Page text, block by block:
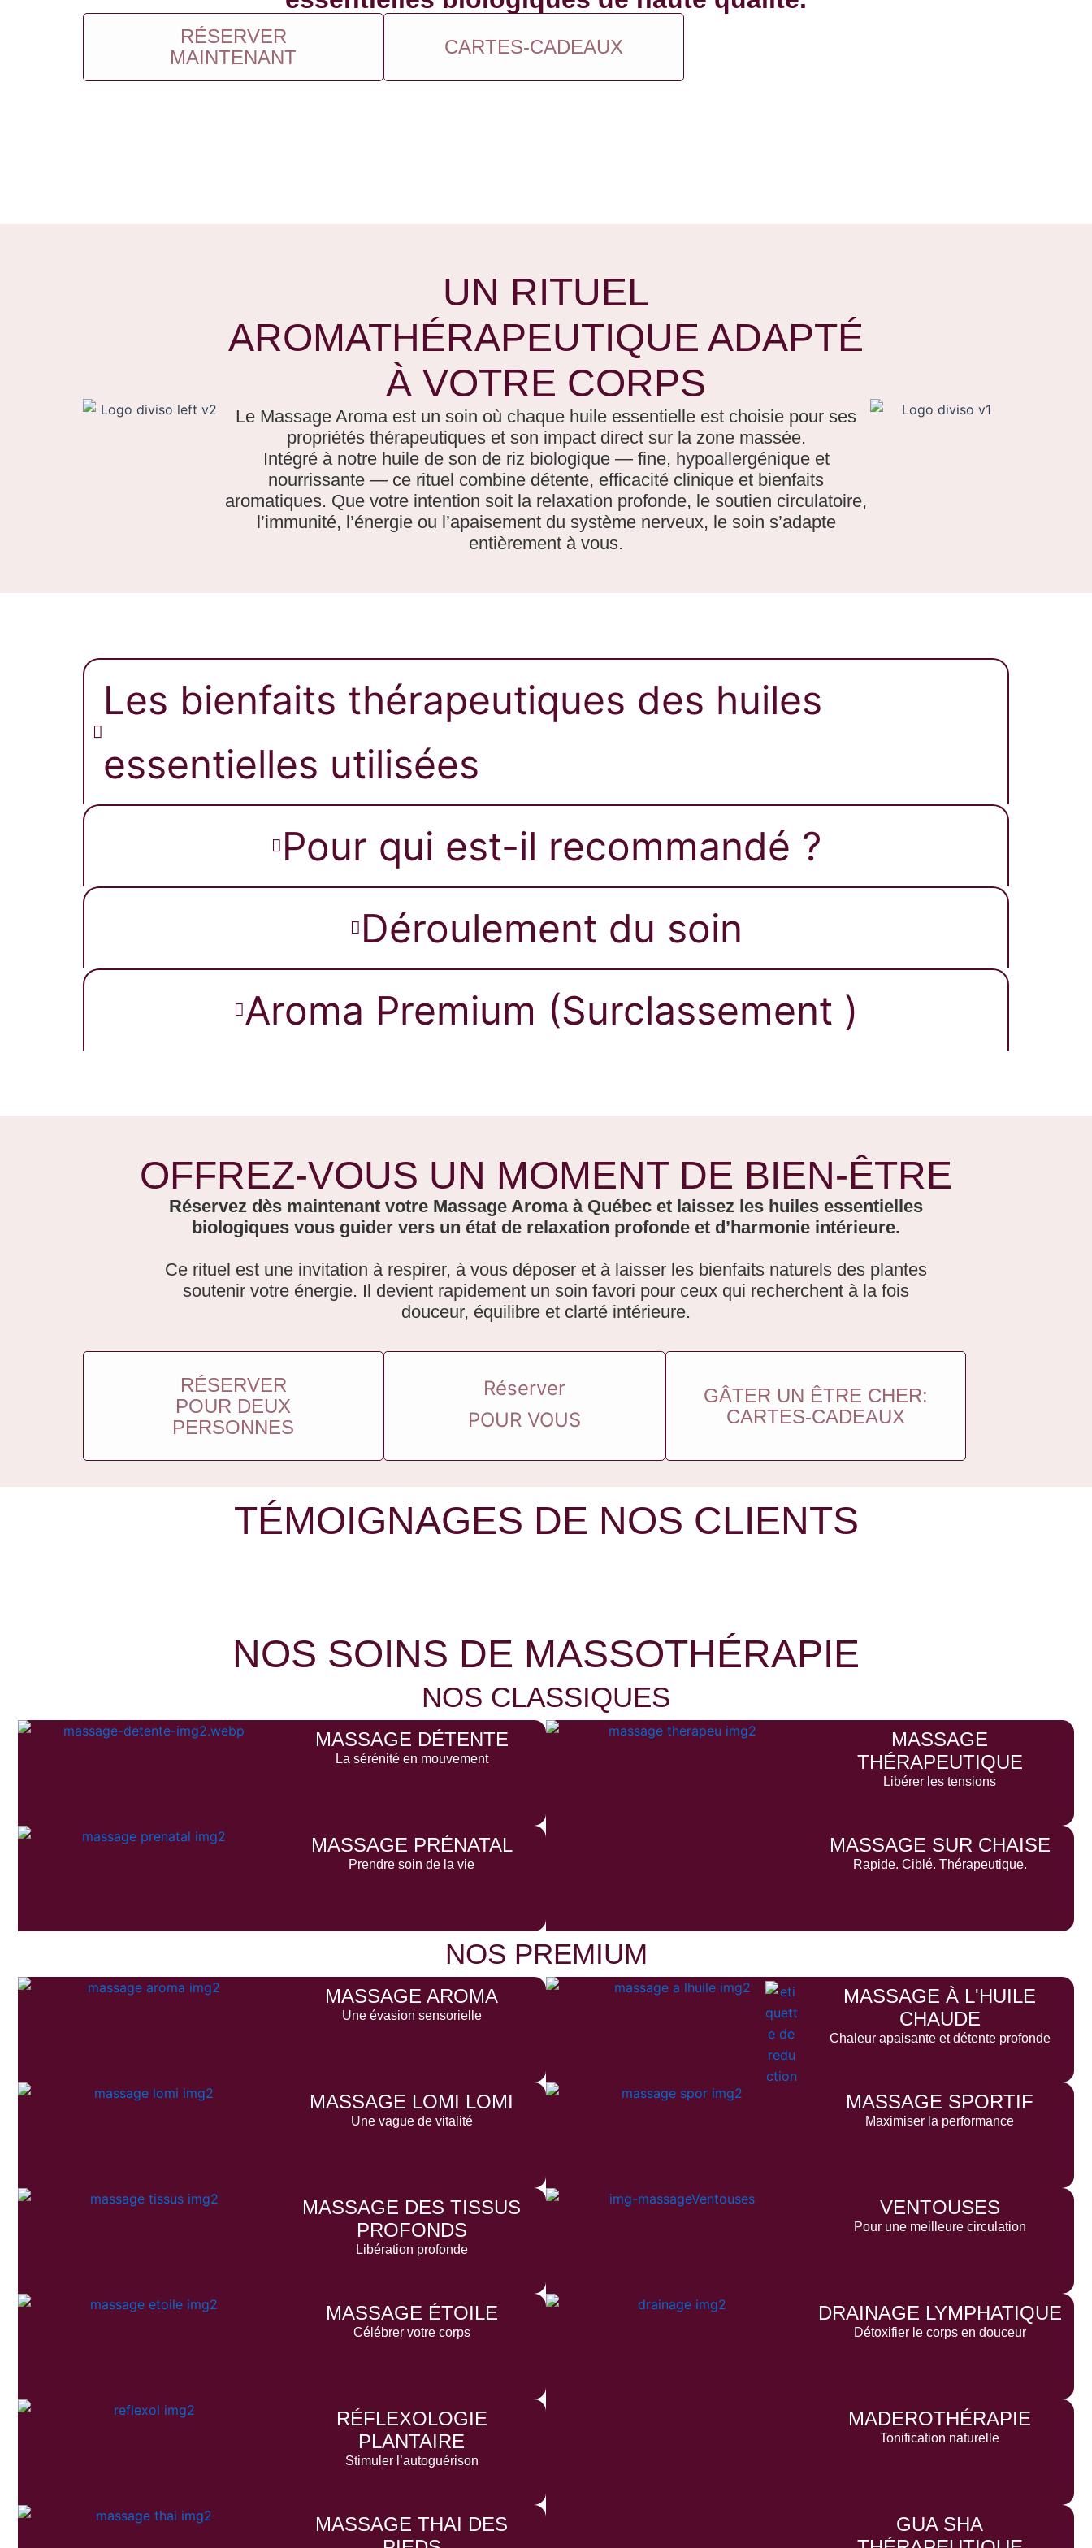
RÉSERVER
MAINTENANT
CARTES-CADEAUX
UN RITUEL
AROMATHÉRAPEUTIQUE ADAPTÉ
À VOTRE CORPS
Le Massage Aroma est un soin où chaque huile essentielle est choisie pour ses
propriétés thérapeutiques et son impact direct sur la zone massée.
Intégré à notre huile de son de riz biologique — fine, hypoallergénique et
nourrissante — ce rituel combine détente, efficacité clinique et bienfaits
aromatiques. Que votre intention soit la relaxation profonde, le soutien circulatoire,
l’immunité, l’énergie ou l’apaisement du système nerveux, le soin s’adapte
entièrement à vous.
Les bienfaits thérapeutiques des huiles
essentielles utilisées
Pour qui est-il recommandé ?​
Déroulement du soin​
Aroma Premium (Surclassement )
OFFREZ-VOUS UN MOMENT DE BIEN-ÊTRE
Réservez dès maintenant votre Massage Aroma à Québec et laissez les huiles essentielles
biologiques vous guider vers un état de relaxation profonde et d’harmonie intérieure.
Ce rituel est une invitation à respirer, à vous déposer et à laisser les bienfaits naturels des plantes
soutenir votre énergie. Il devient rapidement un soin favori pour ceux qui recherchent à la fois
douceur, équilibre et clarté intérieure.
RÉSERVER
POUR DEUX
PERSONNES
Réserver
POUR VOUS
GÂTER UN ÊTRE CHER:
CARTES-CADEAUX
TÉMOIGNAGES DE NOS CLIENTS
NOS SOINS DE MASSOTHÉRAPIE
NOS CLASSIQUES
MASSAGE DÉTENTE
La sérénité en mouvement
MASSAGE
THÉRAPEUTIQUE
Libérer les tensions
MASSAGE PRÉNATAL
Prendre soin de la vie
MASSAGE SUR CHAISE
Rapide. Ciblé. Thérapeutique.
NOS PREMIUM
MASSAGE AROMA
Une évasion sensorielle
MASSAGE À L'HUILE
CHAUDE
Chaleur apaisante et détente profonde
MASSAGE LOMI LOMI
Une vague de vitalité
MASSAGE SPORTIF
Maximiser la performance
MASSAGE DES TISSUS
PROFONDS
Libération profonde
VENTOUSES
Pour une meilleure circulation
MASSAGE ÉTOILE
Célébrer votre corps
DRAINAGE LYMPHATIQUE
Détoxifier le corps en douceur
RÉFLEXOLOGIE
PLANTAIRE
Stimuler l’autoguérison
MADEROTHÉRAPIE
Tonification naturelle
MASSAGE THAI DES
GUA SHA